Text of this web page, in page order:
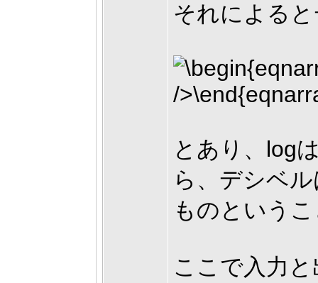
それによる
とあり、log
ら、デシベ
ものという
ここで入力